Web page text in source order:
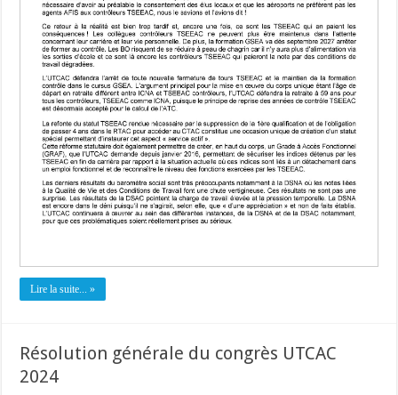
Lire la suite... »
Résolution générale du congrès UTCAC
2024